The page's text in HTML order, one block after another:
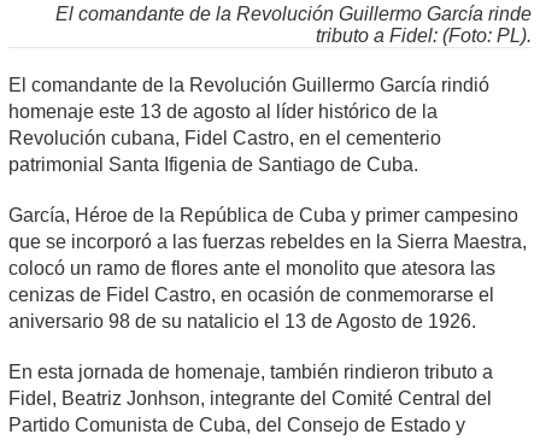
El comandante de la Revolución Guillermo García rinde
tributo a Fidel: (Foto: PL).
El comandante de la Revolución Guillermo García rindió
homenaje este 13 de agosto al líder histórico de la
Revolución cubana, Fidel Castro, en el cementerio
patrimonial Santa Ifigenia de Santiago de Cuba.
García, Héroe de la República de Cuba y primer campesino
que se incorporó a las fuerzas rebeldes en la Sierra Maestra,
colocó un ramo de flores ante el monolito que atesora las
cenizas de Fidel Castro, en ocasión de conmemorarse el
aniversario 98 de su natalicio el 13 de Agosto de 1926.
En esta jornada de homenaje, también rindieron tributo a
Fidel, Beatriz Jonhson, integrante del Comité Central del
Partido Comunista de Cuba, del Consejo de Estado y